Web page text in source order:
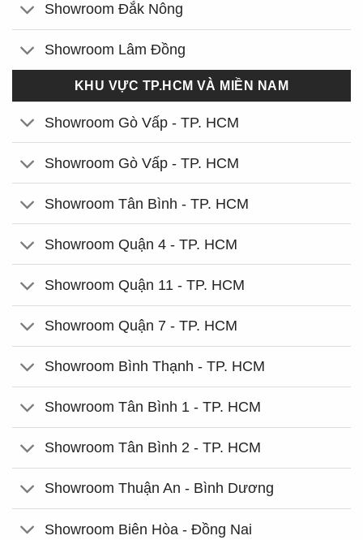
Showroom Đắk Nông
Showroom Lâm Đồng
KHU VỰC TP.HCM VÀ MIỀN NAM
Showroom Gò Vấp - TP. HCM
Showroom Gò Vấp - TP. HCM
Showroom Tân Bình - TP. HCM
Showroom Quận 4 - TP. HCM
Showroom Quận 11 - TP. HCM
Showroom Quận 7 - TP. HCM
Showroom Bình Thạnh - TP. HCM
Showroom Tân Bình 1 - TP. HCM
Showroom Tân Bình 2 - TP. HCM
Showroom Thuận An - Bình Dương
Showroom Biên Hòa - Đồng Nai